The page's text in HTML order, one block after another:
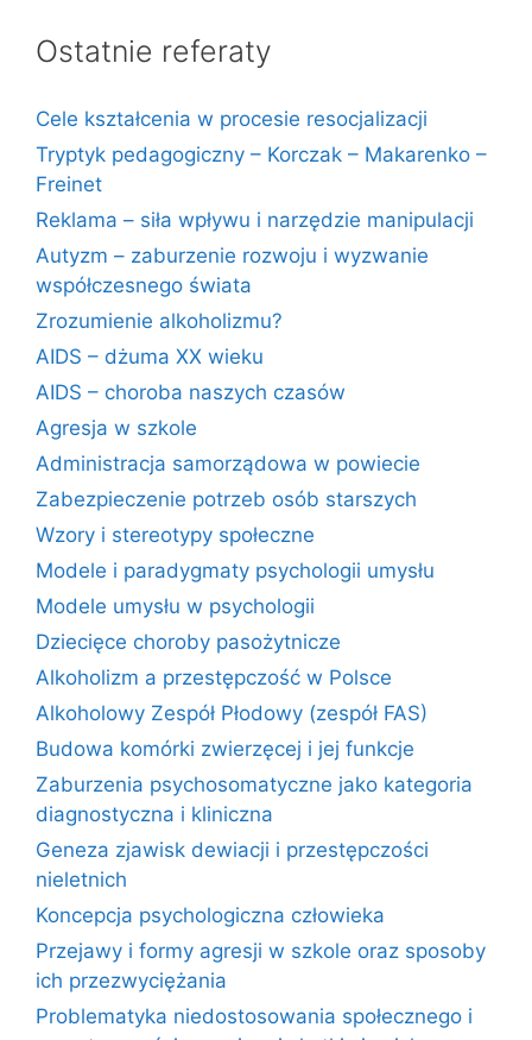
Ostatnie referaty
Cele kształcenia w procesie resocjalizacji
Tryptyk pedagogiczny – Korczak – Makarenko –
Freinet
Reklama – siła wpływu i narzędzie manipulacji
Autyzm – zaburzenie rozwoju i wyzwanie
współczesnego świata
Zrozumienie alkoholizmu?
AIDS – dżuma XX wieku
AIDS – choroba naszych czasów
Agresja w szkole
Administracja samorządowa w powiecie
Zabezpieczenie potrzeb osób starszych
Wzory i stereotypy społeczne
Modele i paradygmaty psychologii umysłu
Modele umysłu w psychologii
Dziecięce choroby pasożytnicze
Alkoholizm a przestępczość w Polsce
Alkoholowy Zespół Płodowy (zespół FAS)
Budowa komórki zwierzęcej i jej funkcje
Zaburzenia psychosomatyczne jako kategoria
diagnostyczna i kliniczna
Geneza zjawisk dewiacji i przestępczości
nieletnich
Koncepcja psychologiczna człowieka
Przejawy i formy agresji w szkole oraz sposoby
ich przezwyciężania
Problematyka niedostosowania społecznego i